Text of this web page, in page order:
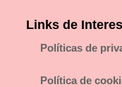
Links de Interes
Políticas de
Política de